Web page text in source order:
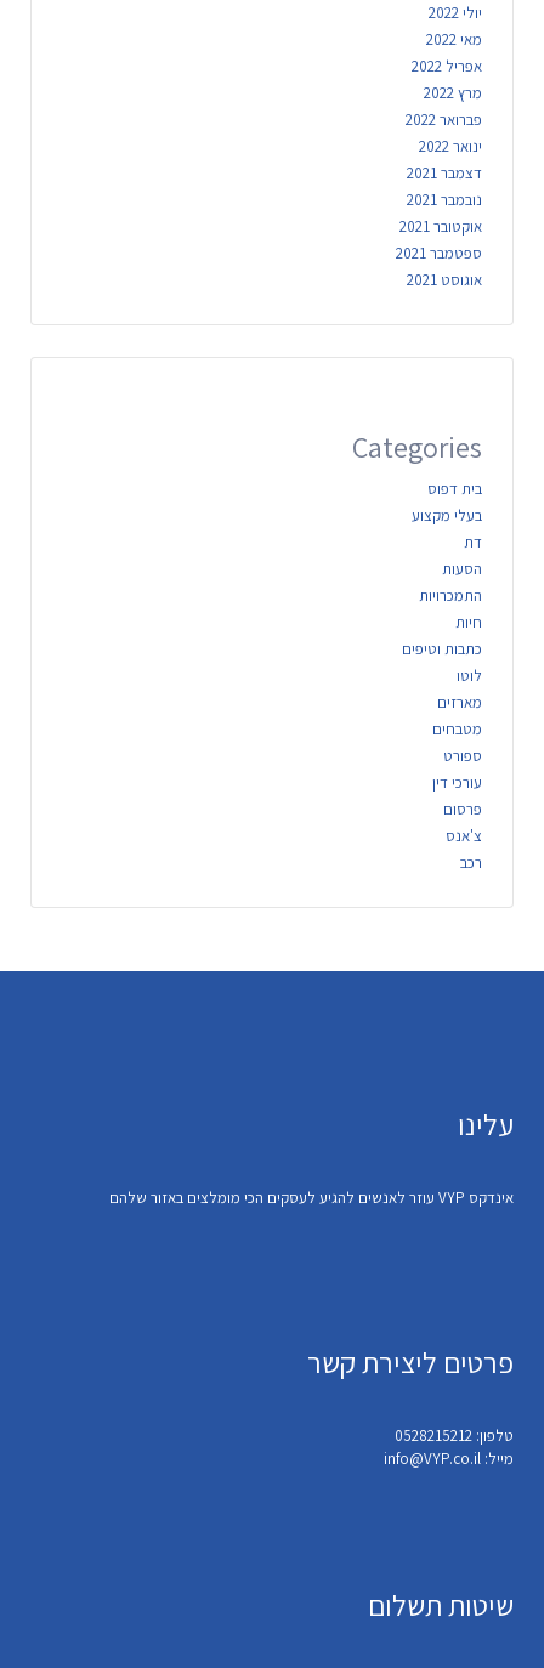
יולי 2022
מאי 2022
אפריל 2022
מרץ 2022
פברואר 2022
ינואר 2022
דצמבר 2021
נובמבר 2021
אוקטובר 2021
ספטמבר 2021
אוגוסט 2021
Categories
בית דפוס
בעלי מקצוע
דת
הסעות
התמכרויות
חיות
כתבות וטיפים
לוטו
מארזים
מטבחים
ספורט
עורכי דין
פרסום
צ'אנס
רכב
עלינו
אינדקס VYP עוזר לאנשים להגיע לעסקים הכי מומלצים באזור שלהם
פרטים ליצירת קשר
טלפון: 0528215212
מייל: info@VYP.co.il
שיטות תשלום